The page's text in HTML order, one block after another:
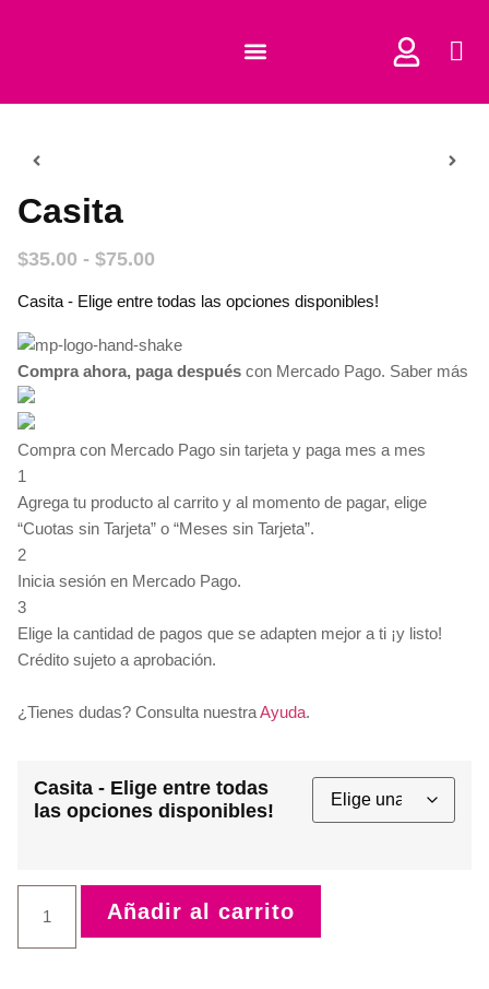
Casita
$35.00 - $75.00
Casita - Elige entre todas las opciones disponibles!
Compra ahora, paga después con Mercado Pago. Saber más
Compra con Mercado Pago sin tarjeta y paga mes a mes
1
Agrega tu producto al carrito y al momento de pagar, elige
“Cuotas sin Tarjeta” o “Meses sin Tarjeta”.
2
Inicia sesión en Mercado Pago.
3
Elige la cantidad de pagos que se adapten mejor a ti ¡y listo!
Crédito sujeto a aprobación.
¿Tienes dudas? Consulta nuestraAyuda.
Casita - Elige entre todas
las opciones disponibles!
Añadir al carrito